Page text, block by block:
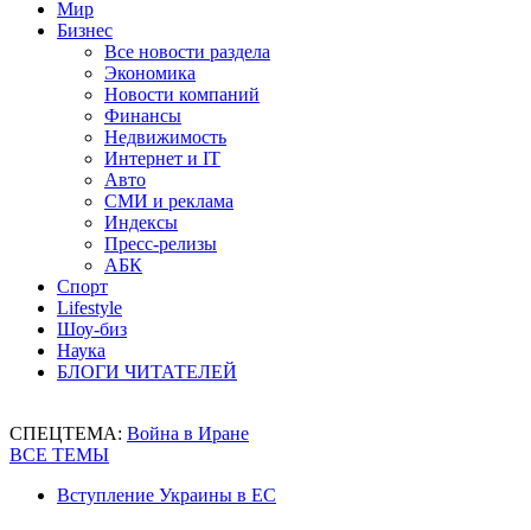
Мир
Бизнес
Все новости раздела
Экономика
Новости компаний
Финансы
Недвижимость
Интернет и IT
Авто
СМИ и реклама
Индексы
Пресс-релизы
АБК
Спорт
Lifestyle
Шоу-биз
Наука
БЛОГИ ЧИТАТЕЛЕЙ
СПЕЦТЕМА: Война в Иране
ВСЕ ТЕМЫ
Вступление Украины в ЕС